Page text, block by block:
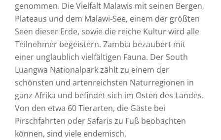
genommen. Die Vielfalt Malawis mit seinen Bergen,
Plateaus und dem Malawi-See, einem der größten
Seen dieser Erde, sowie die reiche Kultur wird alle
Teilnehmer begeistern. Zambia bezaubert mit
einer unglaublich vielfältigen Fauna. Der South
Luangwa Nationalpark zählt zu einem der
schönsten und artenreichsten Naturregionen in
ganz Afrika und befindet sich im Osten des Landes.
Von den etwa 60 Tierarten, die Gäste bei
Pirschfahrten oder Safaris zu Fuß beobachten
können, sind viele endemisch.